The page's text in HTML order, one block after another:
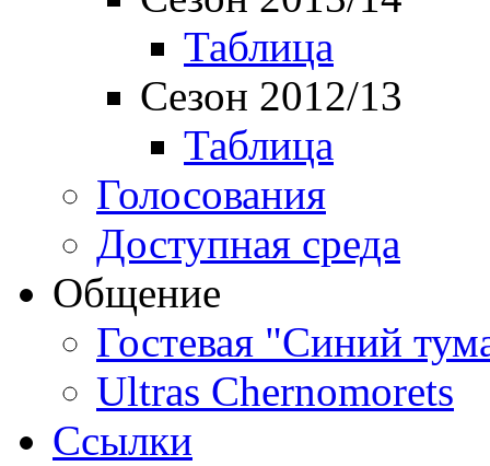
Таблица
Сезон 2012/13
Таблица
Голосования
Доступная среда
Общение
Гостевая "Синий
Ultras Chernomorets
Ссылки